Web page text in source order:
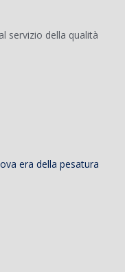
servizio della qualità
era della pesatura